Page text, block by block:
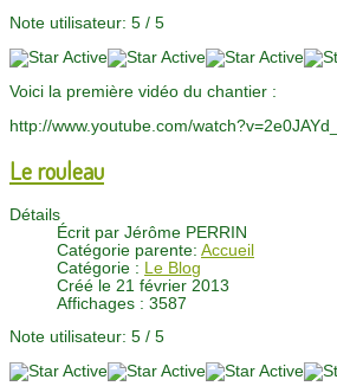
Note utilisateur: 5 / 5
Voici la première vidéo du chantier :
http://www.youtube.com/
Le rouleau
Détails
Écrit par Jérôme PERRIN
Catégorie parente: Accueil
Catégorie : Le Blog
Créé le 21 février 2013
Affichages : 3587
Note utilisateur: 5 / 5